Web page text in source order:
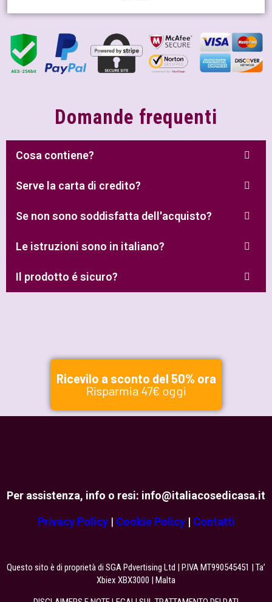
Domande frequenti
Cosa contiene?
Serve la carta di credito?
Se non sono soddisfatta dell'acquisto?
Le istruzioni sono in italiano?
Il prodotto é sicuro?
Ricevilo a sconto del 50% ora
Risparmia 47€ oggi
Per assistenza, info o resi: info@italiacosedicasa.it
Privacy Policy| Cookie Policy| Contatti
Questo sito è di proprietà di SGA Pdvertising Ltd | P.IVA MT990545451 | Ta’
Xbiex XBX3000 | Malta